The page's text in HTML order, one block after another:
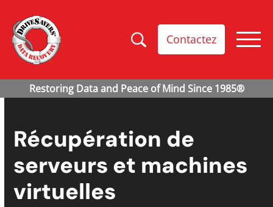
Contactez
Récupération de
serveurs et machines
virtuelles